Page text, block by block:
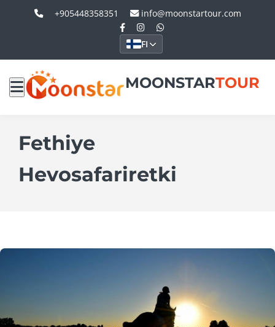
+905448358351 info@moonstartour.com
FI
MOONSTARTOUR
Fethiye
Hevosafariretki